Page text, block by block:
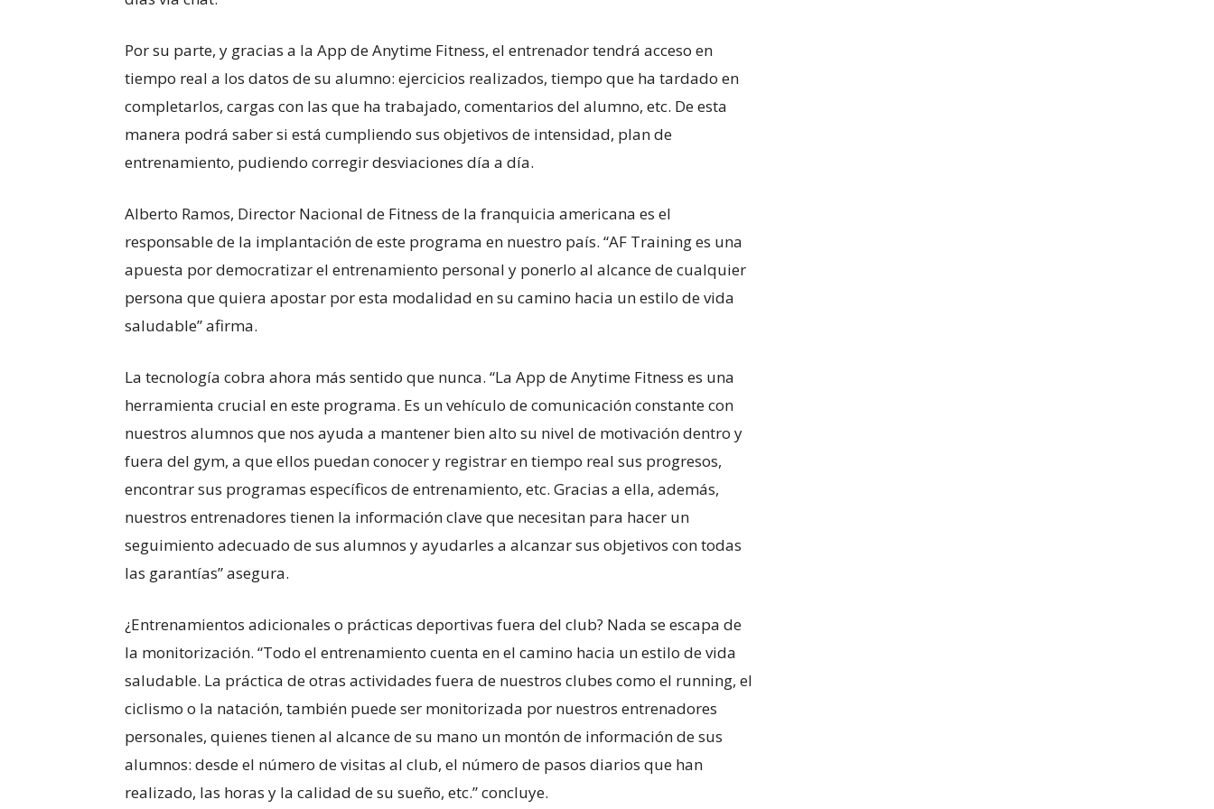
Por su parte, y gracias a la App de Anytime Fitness, el entrenador tendrá acceso en
tiempo real a los datos de su alumno: ejercicios realizados, tiempo que ha tardado en
completarlos, cargas con las que ha trabajado, comentarios del alumno, etc. De esta
manera podrá saber si está cumpliendo sus objetivos de intensidad, plan de
entrenamiento, pudiendo corregir desviaciones día a día.
Alberto Ramos, Director Nacional de Fitness de la franquicia americana es el
responsable de la implantación de este programa en nuestro país. “AF Training es una
apuesta por democratizar el entrenamiento personal y ponerlo al alcance de cualquier
persona que quiera apostar por esta modalidad en su camino hacia un estilo de vida
saludable” afirma.
La tecnología cobra ahora más sentido que nunca. “La App de Anytime Fitness es una
herramienta crucial en este programa. Es un vehículo de comunicación constante con
nuestros alumnos que nos ayuda a mantener bien alto su nivel de motivación dentro y
fuera del gym, a que ellos puedan conocer y registrar en tiempo real sus progresos,
encontrar sus programas específicos de entrenamiento, etc. Gracias a ella, además,
nuestros entrenadores tienen la información clave que necesitan para hacer un
seguimiento adecuado de sus alumnos y ayudarles a alcanzar sus objetivos con todas
las garantías” asegura.
¿Entrenamientos adicionales o prácticas deportivas fuera del club? Nada se escapa de
la monitorización. “Todo el entrenamiento cuenta en el camino hacia un estilo de vida
saludable. La práctica de otras actividades fuera de nuestros clubes como el running, el
ciclismo o la natación, también puede ser monitorizada por nuestros entrenadores
personales, quienes tienen al alcance de su mano un montón de información de sus
alumnos: desde el número de visitas al club, el número de pasos diarios que han
realizado, las horas y la calidad de su sueño, etc.” concluye.